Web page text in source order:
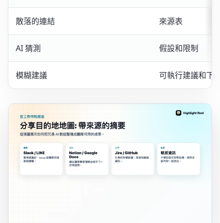
散落的連結 來源表
AI 猜測 假設和限制
模糊建議 可執行建議和下